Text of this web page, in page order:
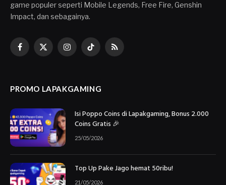
game populer seperti Mobile Legends, Free Fire, Genshin
Impact, dan sebagainya.
Facebook
X
InstagramTikTokRSS
PROMO LAPAKGAMING
Isi Poppo Coins di Lapakgaming, Bonus 2.000
Coins Gratis 🎉
25/05/2026
Top Up Pake Jago hemat 50ribu!
21/05/2026